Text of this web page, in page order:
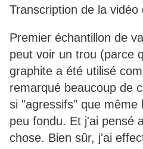
Transcription de la vidéo
Premier échantillon de
peut voir un trou (parce
graphite a été utilisé
remarqué beaucoup de
si "agressifs" que même
peu fondu. Et j'ai pensé
chose. Bien sûr, j'ai